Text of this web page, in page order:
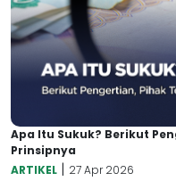
Apa Itu Sukuk? Berikut
Prinsipnya
ARTIKEL | 27 Apr 2026